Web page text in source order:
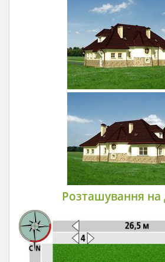
Розташування на